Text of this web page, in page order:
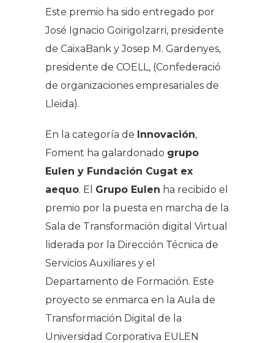
Este premio ha sido entregado por
José Ignacio Goirigolzarri, presidente
de CaixaBank y Josep M. Gardenyes,
presidente de COELL, (Confederació
de organizaciones empresariales de
Lleida).
En la categoría de Innovación,
Foment ha galardonado grupo
Eulen y Fundación Cugat ex
aequo. El Grupo Eulen ha recibido el
premio por la puesta en marcha de la
Sala de Transformación digital Virtual
liderada por la Dirección Técnica de
Servicios Auxiliares y el
Departamento de Formación. Este
proyecto se enmarca en la Aula de
Transformación Digital de la
Universidad Corporativa EULEN